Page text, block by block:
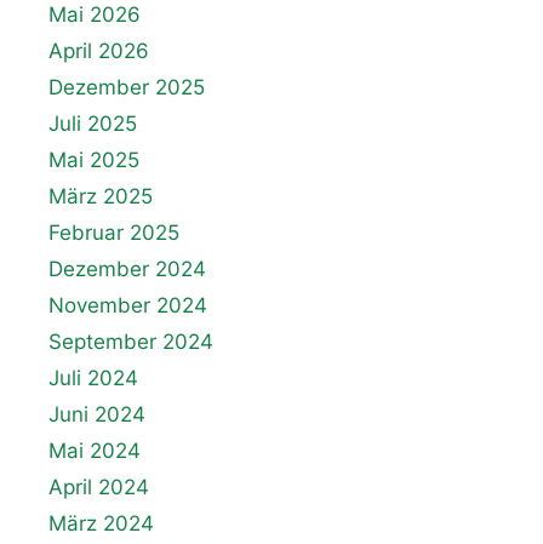
Mai 2026
April 2026
Dezember 2025
Juli 2025
Mai 2025
März 2025
Februar 2025
Dezember 2024
November 2024
September 2024
Juli 2024
Juni 2024
Mai 2024
April 2024
März 2024